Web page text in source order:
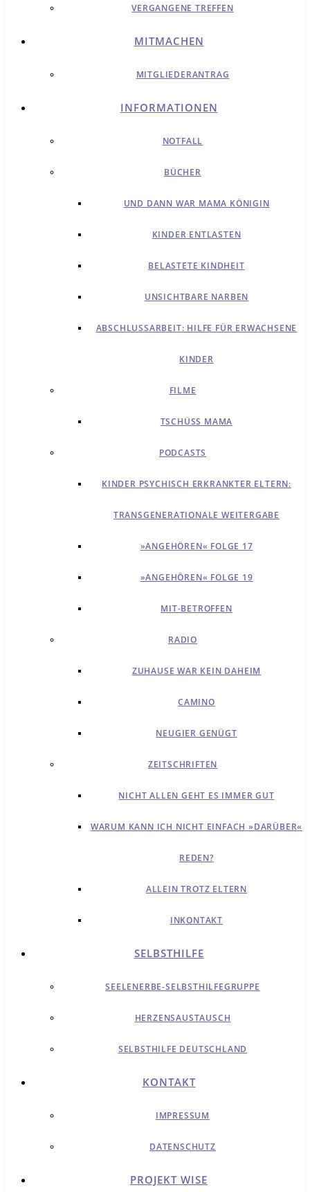
VERGANGENE TREFFEN
MITMACHEN
MITGLIEDERANTRAG
INFORMATIONEN
NOTFALL
BÜCHER
UND DANN WAR MAMA KÖNIGIN
KINDER ENTLASTEN
BELASTETE KINDHEIT
UNSICHTBARE NARBEN
ABSCHLUSSARBEIT: HILFE FÜR ERWACHSENE
KINDER
FILME
TSCHÜSS MAMA
PODCASTS
KINDER PSYCHISCH ERKRANKTER ELTERN:
TRANSGENERATIONALE WEITERGABE
»ANGEHÖREN« FOLGE 17
»ANGEHÖREN« FOLGE 19
MIT-BETROFFEN
RADIO
ZUHAUSE WAR KEIN DAHEIM
CAMINO
NEUGIER GENÜGT
ZEITSCHRIFTEN
NICHT ALLEN GEHT ES IMMER GUT
WARUM KANN ICH NICHT EINFACH »DARÜBER«
REDEN?
ALLEIN TROTZ ELTERN
INKONTAKT
SELBSTHILFE
SEELENERBE-SELBSTHILFEGRUPPE
HERZENSAUSTAUSCH
SELBSTHILFE DEUTSCHLAND
KONTAKT
IMPRESSUM
DATENSCHUTZ
PROJEKT WISE